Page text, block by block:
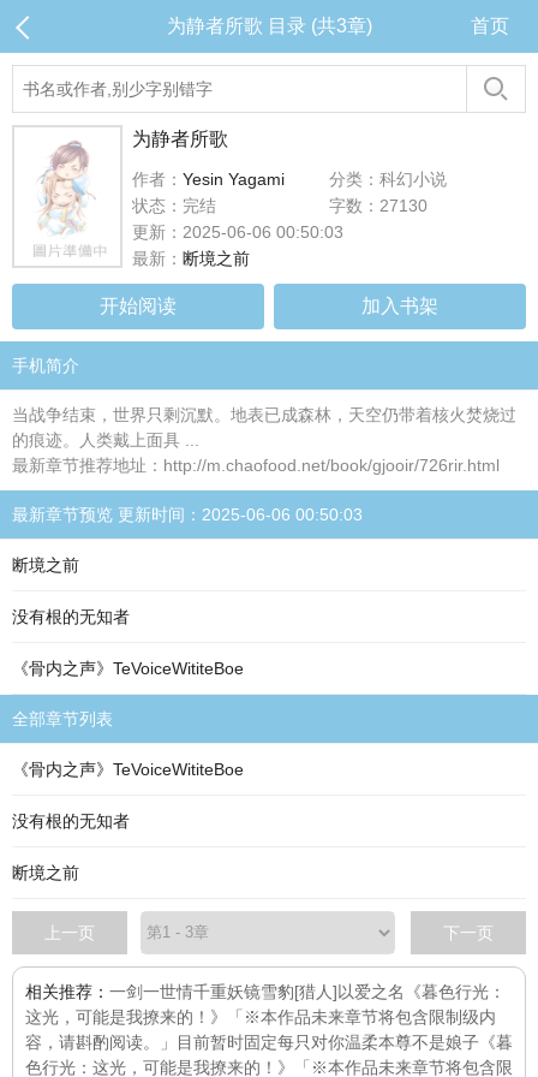
为静者所歌 目录 (共3章) 首页
为静者所歌
作者： Yesin Yagami
分类：科幻小说
状态：完结
字数：27130
更新：2025-06-06 00:50:03
最新： 断境之前
开始阅读 加入书架
手机简介
当战争结束，世界只剩沉默。地表已成森林，天空仍带着核火焚烧过
的痕迹。人类戴上面具 ...
最新章节推荐地址：http://m.chaofood.net/book/gjooir/726rir.html
最新章节预览 更新时间：2025-06-06 00:50:03
断境之前
没有根的无知者
《骨内之声》TeVoiceWititeBoe
全部章节列表
《骨内之声》TeVoiceWititeBoe
没有根的无知者
断境之前
上一页 下一页
相关推荐： 一剑一世情千重妖镜雪豹[猎人]以爱之名
《暮色行光：
这光，可能是我撩来的！》「※本作品未来章节将包含限制级内
容，请斟酌阅读。」目前暂时固定每只对你温柔本尊不是娘子 《暮
色行光：这光，可能是我撩来的！》「※本作品未来章节将包含限